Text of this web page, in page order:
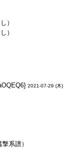
）
）
2021-07-29 (木)
系譜）